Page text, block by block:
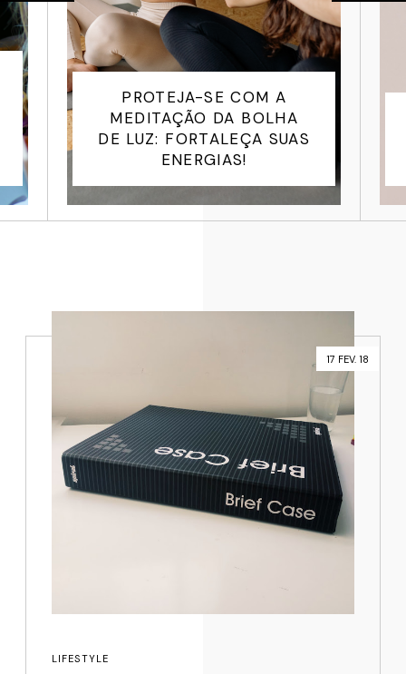
DESAFIO DOS 15 MINUTOS
PARA ACORDAR COM A
CASA ORGANIZADA
17 FEV. 18
LIFESTYLE